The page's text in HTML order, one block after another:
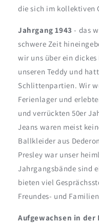
die sich im kollektiven
Jahrgang 1943 - das
schwere Zeit
wir uns über ein
unseren Teddy und
Schlittenpartien. Wir
Ferienlager und
und verrückten 50er
Jeans waren meist
Ballkleider aus
Presley war unser
Jahrgangsbände sind
bieten viel
Freundes- und
Aufgewachsen in der